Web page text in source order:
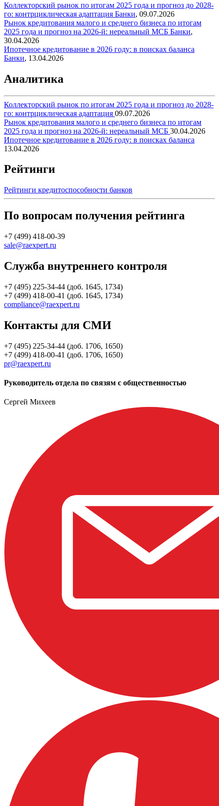
Коллекторский рынок по итогам 2025 года и прогноз до 2028-
го: контрциклическая адаптация Банки, 09.07.2026
Рынок кредитования малого и среднего бизнеса по итогам
2025 года и прогноз на 2026-й: нереальный МСБ Банки,
30.04.2026
Ипотечное кредитование в 2026 году: в поисках баланса
Банки, 13.04.2026
Аналитика
Коллекторский рынок по итогам 2025 года и прогноз до 2028-
го: контрциклическая адаптация 09.07.2026
Рынок кредитования малого и среднего бизнеса по итогам
2025 года и прогноз на 2026-й: нереальный МСБ 30.04.2026
Ипотечное кредитование в 2026 году: в поисках баланса
13.04.2026
Рейтинги
Рейтинги кредитоспособности банков
По вопросам получения рейтинга
+7 (499) 418-00-39
sale@raexpert.ru
Служба внутреннего контроля
+7 (495) 225-34-44 (доб. 1645, 1734)
+7 (499) 418-00-41 (доб. 1645, 1734)
compliance@raexpert.ru
Контакты для СМИ
+7 (495) 225-34-44 (доб. 1706, 1650)
+7 (499) 418-00-41 (доб. 1706, 1650)
pr@raexpert.ru
Руководитель отдела по связям с общественностью
Сергей Михеев